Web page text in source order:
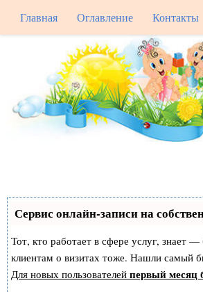
Главная Оглавление Контакты
Сервис онлайн-записи на
Тот, кто работает в сфере услуг, знает
клиентам о визитах тоже. Нашли самый
Для новых пользователей первый месяц